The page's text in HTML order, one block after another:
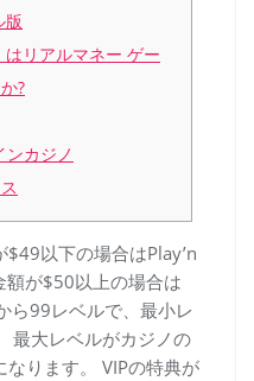
版
はリアルマネー ゲー
?
ンカジノ
以下の場合はPlay’n
が$50以上の場合は
ら99レベルで、最小レ
最大レベルがカジノの
ります。 VIPの特典が